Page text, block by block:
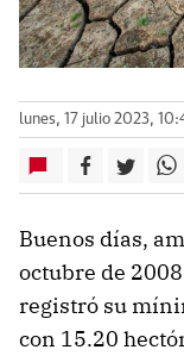
lunes, 17 julio 2023,
Buenos días,
octubre de
registró su
con 15.20